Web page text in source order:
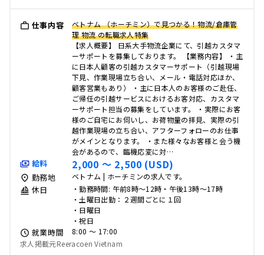
仕事内容
ベトナム （ホーチミン）で見つかる！物流/倉庫管
理 物流 の転職求人特集
【求人概要】 日系大手物流企業にて、引越カスタマ
ーサポートを募集しております。 【業務内容】 ・主
に日本人顧客の引越カスタマーサポート（引越現場
下見、作業現場立ち合い、メール・電話対応ほか、
顧客営業もあり） ・主に日本人のお客様のご赴任、
ご帰任の引越サービスにおけるお客対応、カスタマ
ーサポート担当の募集をしています。 ・実際にお客
様のご自宅にお伺いし、お荷物量の拝見、実際の引
越作業現場の立ち合い、アフターフォローのお仕事
がメインとなります。 ・また様々なお客様と会う機
会があるので、臨機応変に対…
給料 2,000 〜 2,500 (USD)
勤務地 ベトナム | ホーチミンの求人です。
休日
・勤務時間: 午前8時～12時・午後13時～17時
・土曜日出勤：２週間ごとに１回
・日曜日
・祝日
就業時間
8:00 〜 17:00
求人掲載元Reeracoen Vietnam